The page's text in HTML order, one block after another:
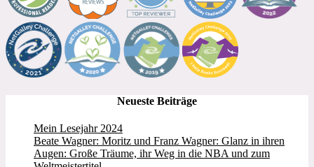
Neueste Beiträge
Mein Lesejahr 2024
Beate Wagner: Moritz und Franz Wagner: Glanz in ihren
Augen: Große Träume, ihr Weg in die NBA und zum